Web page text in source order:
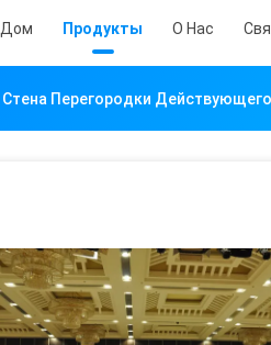
Дом Продукты О Нас
Стена Перегородки